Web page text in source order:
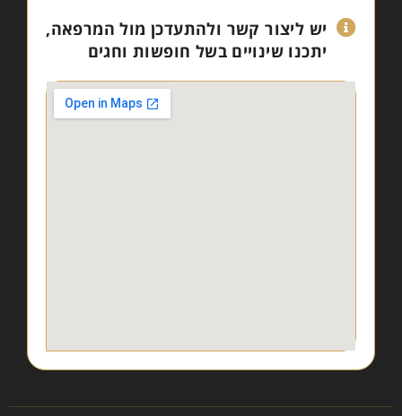
יש ליצור קשר ולהתעדכן מול המרפאה,
יתכנו שינויים בשל חופשות וחגים